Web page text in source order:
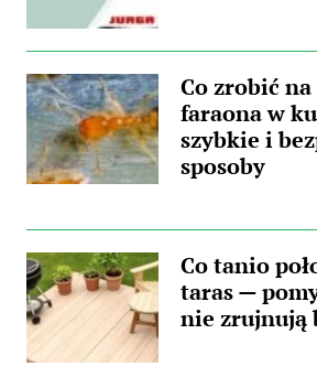
Co zrobić
faraona w
szybkie i
sposoby
Co tanio
taras —
nie zrujnują